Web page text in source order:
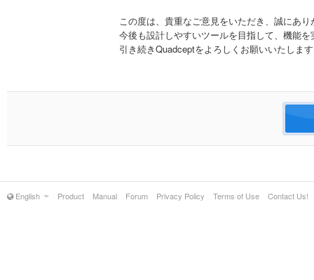
この度は、貴重なご意見をいただき、誠にあ
今後も設計しやすいツールを目指して、機能
引き続きQuadceptをよろしくお願いいたしま
English Product Manual Forum Privacy Policy Terms of Use Contact Us!